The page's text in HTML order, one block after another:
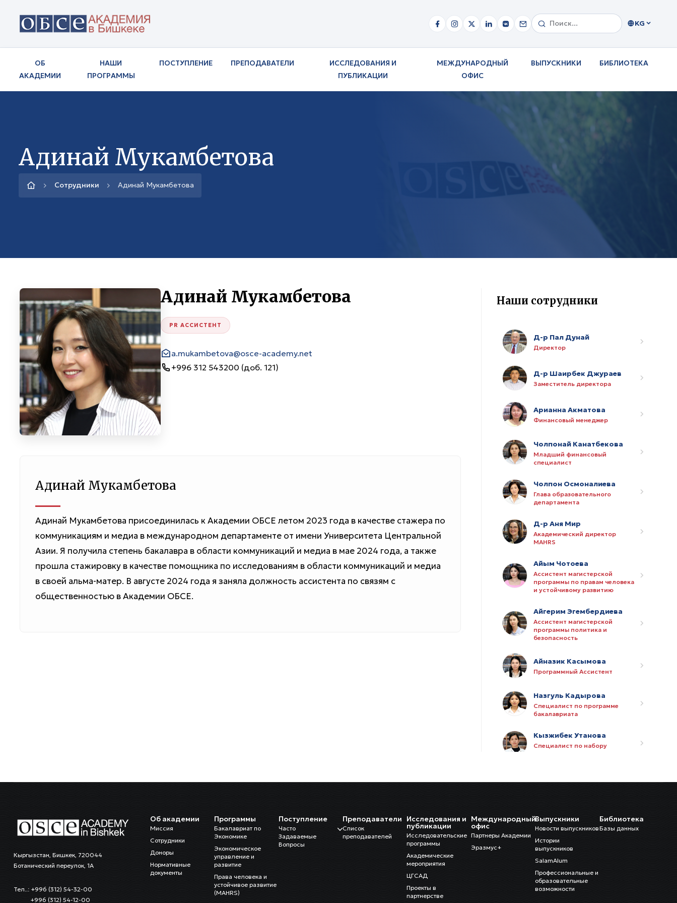
KG
ОБ
АКАДЕМИИ
НАШИ
ПРОГРАММЫ
ПОСТУПЛЕНИЕ ПРЕПОДАВАТЕЛИ
ИССЛЕДОВАНИЯ И
ПУБЛИКАЦИИ
МЕЖДУНАРОДНЫЙ
ОФИС
ВЫПУСКНИКИ БИБЛИОТЕКА
Адинай Мукамбетова
Сотрудники Адинай Мукамбетова
Адинай Мукамбетова
PR АССИСТЕНТ
a.mukambetova@osce-academy.net
+996 312 543200 (доб. 121)
Адинай Мукамбетова
Адинай Мукамбетова присоединилась к Академии ОБСЕ летом 2023 года в качестве стажера по
коммуникациям и медиа в международном департаменте от имени Университета Центральной
Азии. Я получила степень бакалавра в области коммуникаций и медиа в мае 2024 года, а также
прошла стажировку в качестве помощника по исследованиям в области коммуникаций и медиа
в своей альма-матер. В августе 2024 года я заняла должность ассистента по связям с
общественностью в Академии ОБСЕ.
Наши сотрудники
Д-р Пал Дунай
Директор
Д-р Шаирбек Джураев
Заместитель директора
Арианна Акматова
Финансовый менеджер
Чолпонай Канатбекова
Младший финансовый
специалист
Чолпон Осмоналиева
Глава образовательного
департамента
Д-р Аня Мир
Академический директор
MAHRS
Айым Чотоева
Ассистент магистерской
программы по правам человека
и устойчивому развитию
Айгерим Эгембердиева
Ассистент магистерской
программы политика и
безопасность
Айназик Касымова
Программный Ассистент
Назгуль Кадырова
Специалист по программе
бакалавриата
Кызжибек Утанова
Специалист по набору
Ассистент по исследованиям и
тренингам
Виктория Оразова
Глава международного
департамента
Ажар Калтарбекова
Кыргызстан, Бишкек, 720044
Ботанический переулок, 1А
Тел..: +996 (312) 54-32-00
+996 (312) 54-12-00
Об академии
Миссия
Сотрудники
Доноры
Нормативные
документы
Программы
Бакалавриат по
Экономике
Экономическое
управление и
развитие
Права человека и
устойчивое развитие
(MAHRS)
Поступление
Часто
Задаваемые
Вопросы
Преподаватели
Список
преподавателей
Исследования и
публикации
Исследовательские
программы
Академические
мероприятия
ЦГСАД
Проекты в
партнерстве
Международный
офис
Партнеры Академии
Эразмус+
Выпускники
Новости выпускников
Истории
выпускников
SalamAlum
Профессиональные и
образовательные
возможности
Библиотека
Базы данных